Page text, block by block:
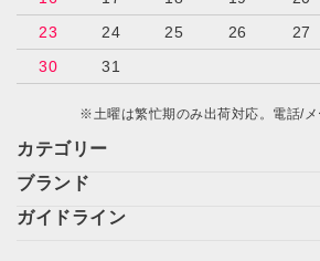
カテゴリー
ブランド
ガイドライン
23
24 25 26 27
30
31
※土曜は繁忙期のみ出荷対応。電話/メ